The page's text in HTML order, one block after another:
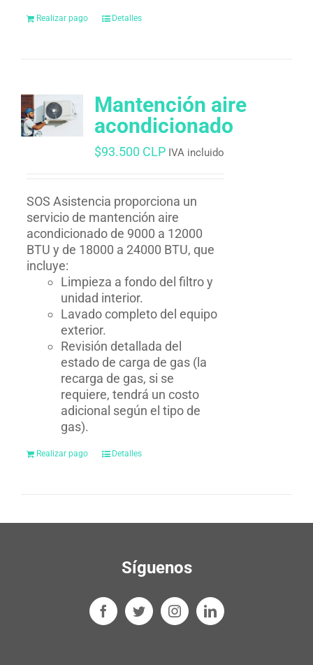
Realizar pago Detalles
Mantención aire
acondicionado
$93.500 CLP IVA incluido
SOS Asistencia proporciona un
servicio de mantención aire
acondicionado de 9000 a 12000
BTU y de 18000 a 24000 BTU, que
incluye:
Limpieza a fondo del filtro y
unidad interior.
Lavado completo del equipo
exterior.
Revisión detallada del
estado de carga de gas (la
recarga de gas, si se
requiere, tendrá un costo
adicional según el tipo de
gas).
Realizar pago Detalles
Síguenos